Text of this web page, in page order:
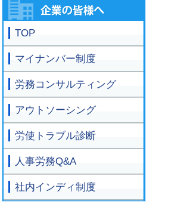
TOP
マイナンバー制度
労務コンサルティング
アウトソーシング
労使トラブル診断
人事労務Q&A
社内インディ制度